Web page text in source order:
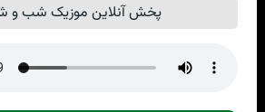
پخش آنلاین موزیک شب و